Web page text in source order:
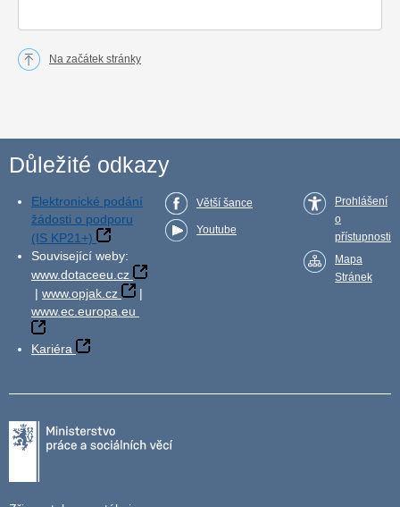
Na začátek stránky
Důležité odkazy
Elektronické podání
žádosti o podporu
(IS KP21+)
Související weby:
www.dotaceeu.cz
| www.opjak.cz
|
www.ec.europa.eu
Kariéra
Větší šance
Youtube
Prohlášení
o
přístupnosti
Mapa
Stránek